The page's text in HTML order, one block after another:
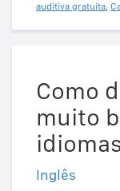
auditiva gratuita,
Como
muito
Inglês